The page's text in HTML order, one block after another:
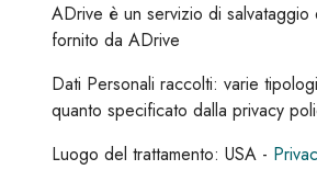
ADrive è un servizio di
fornito da ADrive
Dati Personali raccolti: varie
quanto specificato dalla privacy
Luogo del trattamento: USA -